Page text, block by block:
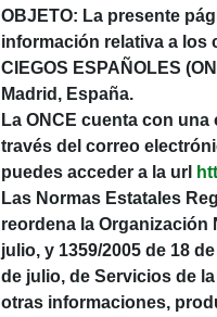
OBJETO: La presente
información relativa a los
CIEGOS ESPAÑOLES
Madrid, España.
La ONCE cuenta con
través del correo
puedes acceder a la url
Las Normas Estatales
reordena la Organización
julio, y 1359/2005 de 18
de julio, de Servicios de
otras informaciones,